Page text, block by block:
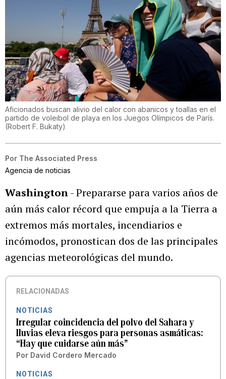
Aficionados buscan alivio del calor con abanicos y toallas en el
partido de voleibol de playa en los Juegos Olímpicos de París.
(Robert F. Bukaty)
Por The Associated Press
Agencia de noticias
Washington- Prepararse para varios años de
aún más calor récord que empuja a la Tierra a
extremos más mortales, incendiarios e
incómodos, pronostican dos de las principales
agencias meteorológicas del mundo.
RELACIONADAS
NOTICIAS
Irregular coincidencia del polvo del Sahara y
lluvias eleva riesgos para personas asmáticas:
“Hay que cuidarse aún más”
Por David Cordero Mercado
NOTICIAS